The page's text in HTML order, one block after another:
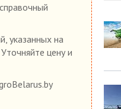
указанных на
цену и